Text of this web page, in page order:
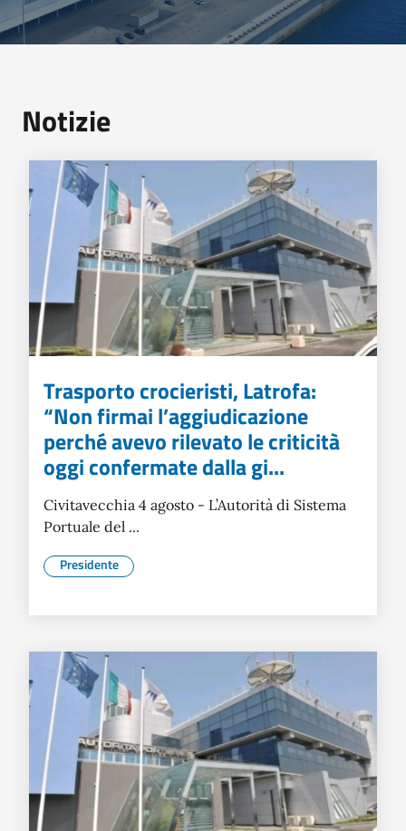
Notizie
Trasporto crocieristi, Latrofa:
“Non firmai l’aggiudicazione
perché avevo rilevato le criticità
oggi confermate dalla gi...
Civitavecchia 4 agosto - L’Autorità di Sistema
Portuale del ...
Presidente